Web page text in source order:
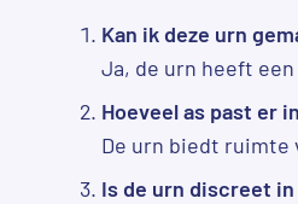
Kan ik deze urn
Ja, de urn heeft
Hoeveel as past er
De urn biedt ruimte
Is de urn discreet